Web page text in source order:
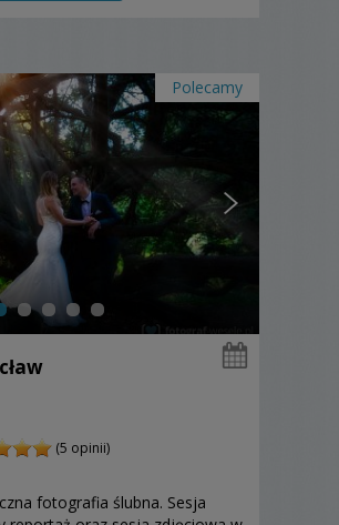
Polecamy
(5 opinii)
fotografia ślubna. Sesja